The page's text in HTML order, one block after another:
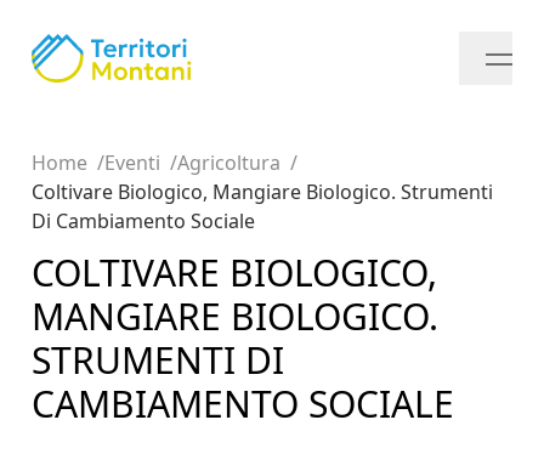
Home Eventi
Agricoltura
Coltivare Biologico, Mangiare Biologico. Strumenti
Di Cambiamento Sociale
COLTIVARE BIOLOGICO,
MANGIARE BIOLOGICO.
STRUMENTI DI
CAMBIAMENTO SOCIALE